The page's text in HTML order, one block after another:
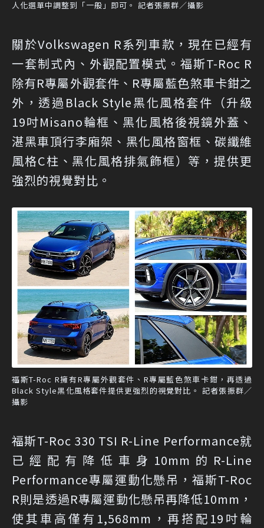
人化選單中調整到「一般」即可。 記者張振群／攝影
關於Volkswagen R系列車款，現在已經有
一套制式內、外觀配置模式。福斯T-Roc R
除有R專屬外觀套件、R專屬藍色煞車卡鉗之
外，透過Black Style黑化風格套件（升級
19吋Misano輪框、黑化風格後視鏡外蓋、
湛黑車頂行李廂架、黑化風格窗框、碳纖維
風格C柱、黑化風格排氣飾框）等，提供更
強烈的視覺對比。
福斯T-Roc R擁有R專屬外觀套件、R專屬藍色煞車卡鉗，再透過
Black Style黑化風格套件提供更強烈的視覺對比。 記者張振群／
攝影
福斯T-Roc 330 TSI R-Line Performance就
已經配有降低車身10mm的R-Line
Performance專屬運動化懸吊，福斯T-Roc
R則是透過R專屬運動化懸吊再降低10mm，
使其車高僅有1,568mm，再搭配19吋輪